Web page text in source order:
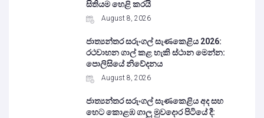
සිතියම හෙළි කරයි
August 8, 2026
ජාත්‍යන්තර සරුංගල් සැණකෙළිය 2026:
රථවාහන ගාල් කළ හැකි ස්ථාන මෙන්න:
පොලිසියේ නිවේදනය
August 8, 2026
ජාත්‍යන්තර සරුංගල් සැණකෙළිය අද සහ
හෙට කොළඹ ගාලු මුවදොර පිටියේ දී: